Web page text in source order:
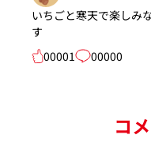
いちごと寒天で楽しみ
す
00001
00000
コ